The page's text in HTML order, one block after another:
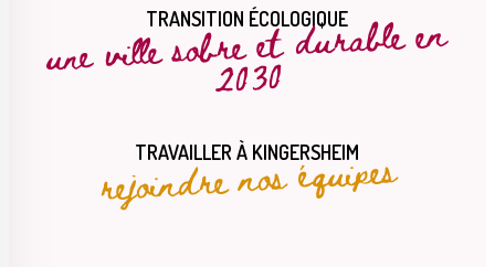
TRANSITION ÉCOLOGIQUE
une ville sobre et durable en
2030
TRAVAILLER À KINGERSHEIM
rejoindre nos équipes